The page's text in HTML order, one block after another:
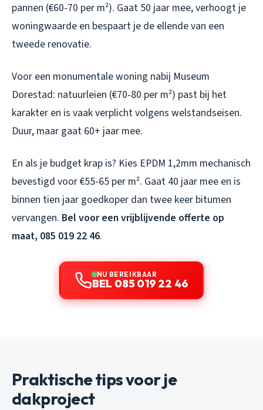
pannen (€60-70 per m²). Gaat 50 jaar mee, verhoogt je
woningwaarde en bespaart je de ellende van een
tweede renovatie.
Voor een monumentale woning nabij Museum
Dorestad: natuurleien (€70-80 per m²) past bij het
karakter en is vaak verplicht volgens welstandseisen.
Duur, maar gaat 60+ jaar mee.
En als je budget krap is? Kies EPDM 1,2mm mechanisch
bevestigd voor €55-65 per m². Gaat 40 jaar mee en is
binnen tien jaar goedkoper dan twee keer bitumen
vervangen. Bel voor een vrijblijvende offerte op
maat, 085 019 22 46.
NU BEREIKBAAR
BEL 085 019 22 46
Praktische tips voor je
dakproject